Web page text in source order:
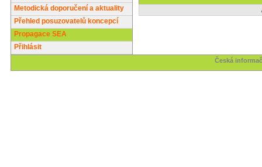
Metodická doporučení a aktuality
Přehled posuzovatelů koncepcí
Propagace SEA
Přihlásit
Česká